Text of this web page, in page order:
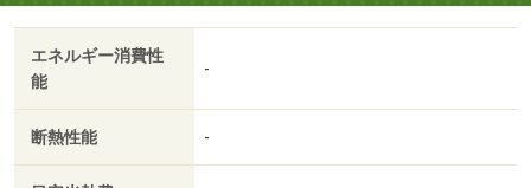
エネルギー消費性
能
-
断熱性能 -